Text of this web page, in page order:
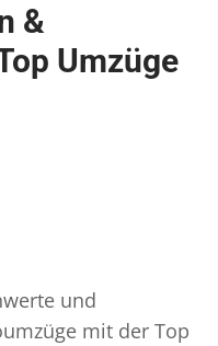
&
Umzüge
und
mit der Top